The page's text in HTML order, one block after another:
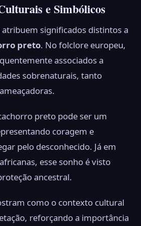
e Simbólicos
significados distintos a
preto. No folclore europeu,
associados a
sobrenaturais, tanto
preto pode ser um
coragem e
pelo desconhecido. Já em
esse sonho é visto
ancestral.
como o contexto cultural
reforçando a importância